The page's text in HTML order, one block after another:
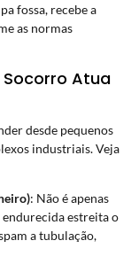
fossa, recebe a
as normas
Atua
desde pequenos
industriais. Veja
: Não é apenas
estreita o
a tubulação,